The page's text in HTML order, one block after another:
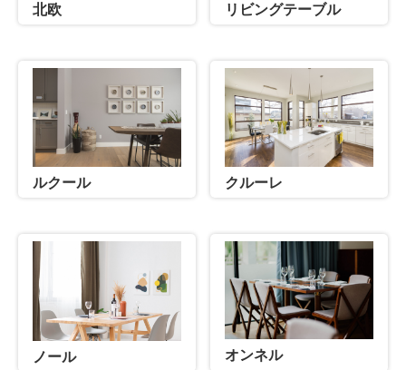
北欧 リビングテーブル
ルクール クルーレ
ノール オンネル